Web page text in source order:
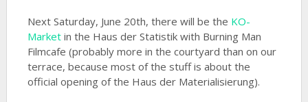
Next Saturday, June 20th, there will be the KO-
Marketin the Haus der Statistik with Burning Man
Filmcafe (probably more in the courtyard than on our
terrace, because most of the stuff is about the
official opening of the Haus der Materialisierung).